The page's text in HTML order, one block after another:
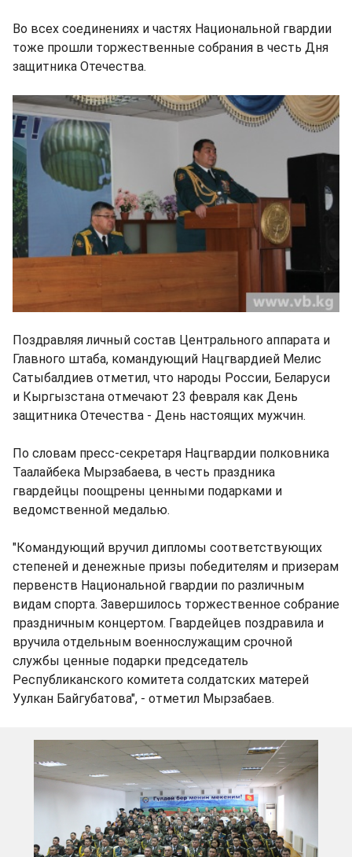
Во всех соединениях и частях Национальной гвардии
тоже прошли торжественные собрания в честь Дня
защитника Отечества.
Поздравляя личный состав Центрального аппарата и
Главного штаба, командующий Нацгвардией Мелис
Сатыбалдиев отметил, что народы России, Беларуси
и Кыргызстана отмечают 23 февраля как День
защитника Отечества - День настоящих мужчин.
По словам пресс-секретаря Нацгвардии полковника
Таалайбека Мырзабаева, в честь праздника
гвардейцы поощрены ценными подарками и
ведомственной медалью.
"Командующий вручил дипломы соответствующих
степеней и денежные призы победителям и призерам
первенств Национальной гвардии по различным
видам спорта. Завершилось торжественное собрание
праздничным концертом. Гвардейцев поздравила и
вручила отдельным военнослужащим срочной
службы ценные подарки председатель
Республиканского комитета солдатских матерей
Уулкан Байгубатова", - отметил Мырзабаев.